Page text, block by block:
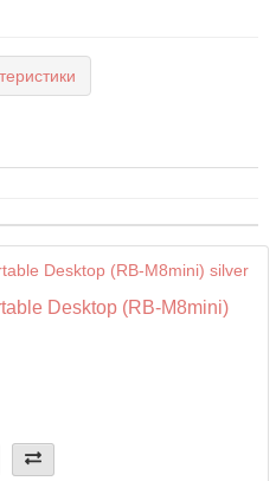
Desktop (RB-M8mini)